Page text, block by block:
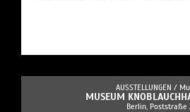
AUSSTELLUNGEN /
MUSEUM
Berlin, Poststraße